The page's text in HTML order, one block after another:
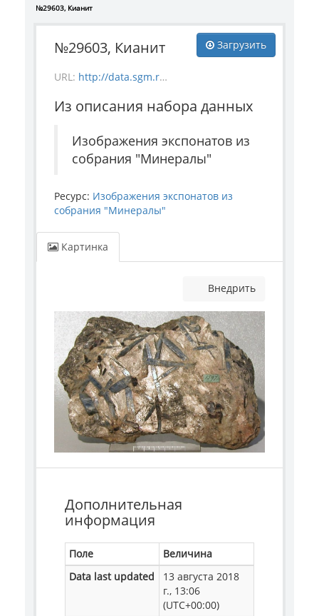
№29603, Кианит
Загрузить
№29603, Кианит
URL: http://data.sgm.ru/dataset/17744eed-27fa-4a9a-bc72-4e657fa570af/resource/11aab4a1-8f57-4009-8567-5d8d1ce2ad82/download/mineral_29603.jpg
Из описания набора данных
Изображения экспонатов из
собрания "Минералы"
Ресурс: Изображения экспонатов из
собрания "Минералы"
Картинка
Внедрить
Дополнительная
информация
Поле
Величина
Data last updated
13 августа 2018
г., 13:06
(UTC+00:00)